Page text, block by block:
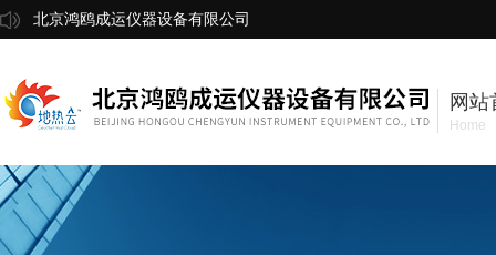
北京鸿鸥成运仪器设备有限公司
网站
Home